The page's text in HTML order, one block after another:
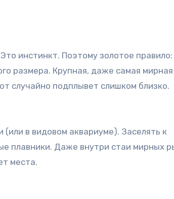
инстинкт. Поэтому золотое правило:
размера. Крупная, даже самая мирная
случайно подплывет слишком близко.
в видовом аквариуме). Заселять к
плавники. Даже внутри стаи мирных
места.